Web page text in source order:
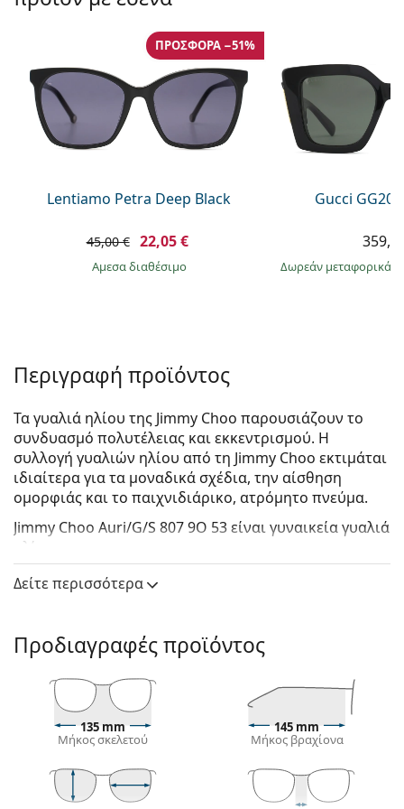
Persol
Όλες οι μάρκες
Lentiamo Petra Deep Black
ΠΡΟΣΦΟΡΆ −51%
45,00 € 22,05 €
άμεσα διαθέσιμο
Gucci
Δωρεάν μεταφορικά
Περιγραφή προϊόντος
Τα γυαλιά ηλίου της Jimmy Choo παρουσιάζουν το
συνδυασμό πολυτέλειας και εκκεντρισμού. Η
συλλογή γυαλιών ηλίου από τη Jimmy Choo εκτιμάται
ιδιαίτερα για τα μοναδικά σχέδια, την αίσθηση
ομορφιάς και το παιχνιδιάρικο, ατρόμητο πνεύμα.
Jimmy Choo Auri/G/S 807 9O 53είναι γυναικεία γυαλιά
ηλίου.
Δείτε πώς φαίνονται πάνω σας αυτά τα γυαλιά ηλίου
με τη λειτουργία του Εικονικού καθρέφτη του
Σκελετός γυαλιών ηλίου
Το μαύρο χρώμα του σκελετού ταιριάζει απόλυτα
με το δροσερό χρώμα του δέρματος και τα ανοιχτά
ξανθά, ανοιχτά καφέ ή μαύρα μαλλιά.
Οι τετράγωνοι σκελετοί γυαλιών ηλίουείναι
ή τριγωνικό σχήμα προσώπου.
Ο σκελετός των γυαλιών ηλίου είναι
Δείτε περισσότερα
Προδιαγραφές προϊόντος
135 mm
Μήκος σκελετού
145 mm
Μήκος βραχίονα